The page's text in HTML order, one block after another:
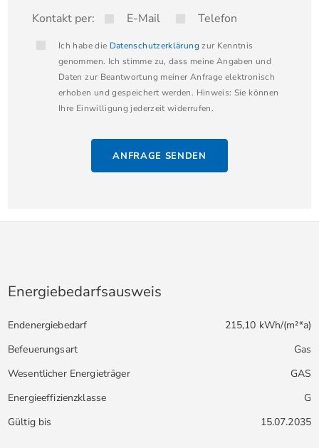
großzügiges Zuhause in bevorzugter Lage von
Kontakt per: E-Mail Telefon
Ich habe die Datenschutzerklärungzur Kenntnis
genommen. Ich stimme zu, dass meine Angaben und
Daten zur Beantwortung meiner Anfrage elektronisch
erhoben und gespeichert werden. Hinweis: Sie können
Ihre Einwilligung jederzeit widerrufen.
ANFRAGE SENDEN
Energiebedarfsausweis
Endenergiebedarf
215,10 kWh/(m²*a)
Befeuerungsart
Gas
Wesentlicher Energieträger
GAS
Energieeffizienzklasse
G
Gültig bis
15.07.2035